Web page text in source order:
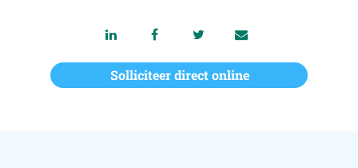
Solliciteer direct online